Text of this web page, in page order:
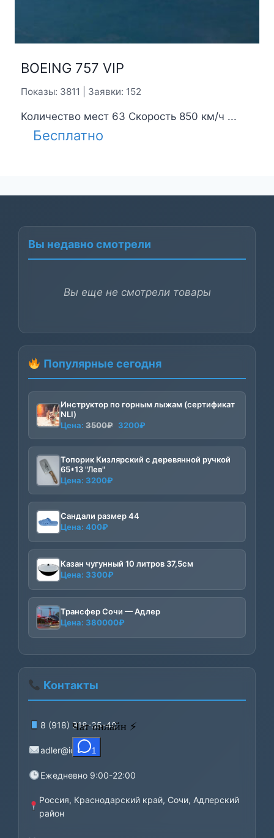
BOEING 757 VIP
Показы: 3811 | Заявки: 152
Количество мест 63 Скорость 850 км/ч ...
Бесплатно
Вы недавно смотрели
Вы еще не смотрели товары
Популярные сегодня
Инструктор по горным лыжам (сертификат
NLI)
Цена: 3500₽ Первоначальная
составляла
3500₽.
3200₽
3200₽.
Топорик Кизлярский с деревянной ручкой
65*13 "Лев"
Цена: 3200₽
Сандали размер 44
Цена: 400₽
Казан чугунный 10 литров 37,5см
Цена: 3300₽
Трансфер Сочи — Адлер
Цена: 380000₽
Контакты
8 (918) 918-35-40
adler@iceni.ru
Ежедневно 9:00-22:00
Россия, Краснодарский край, Сочи, Адлерский
район